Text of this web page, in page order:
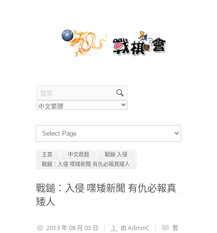
主頁 中文遊戲
戰鎚:入侵
戰鎚：入侵 喋矮新聞 有仇必報真矮人
戰鎚：入侵 喋矮新聞 有仇必報真
矮人
2013 年 08 月 03 日 由 AdminC
暫